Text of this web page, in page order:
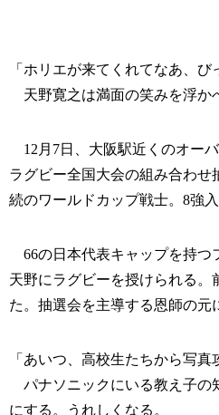
「ホリエが来てくれてなあ、び
天野寛之は満面の笑みを浮か
12月7日、大阪駅近くのオー
ラグビー全国大会の組み合わせ
続のワールドカップ戦士。8強
66の日本代表キャップを持つ
天野にラグビーを授けられる。
た。抽選会を主導する恩師の元
「あいつ、高校生たちから写真
パナソニックにいる教え子の
にする。うれしくなる。